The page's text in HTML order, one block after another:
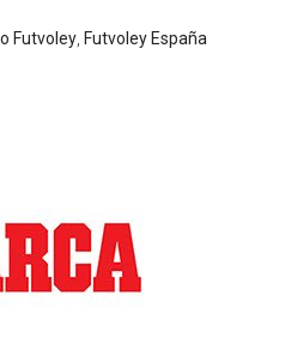
Futvoley Futvoley España